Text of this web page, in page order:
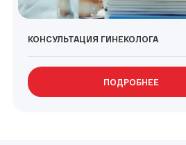
КОНСУЛЬТАЦИЯ ГИНЕКОЛОГА
ПОДРОБНЕЕ